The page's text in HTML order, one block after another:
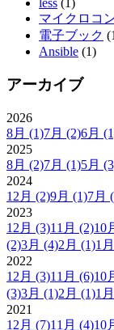
less (1)
マイクロコ
電子ブック
Ansible (1)
アーカイブ
2026
8月 (1)7月 (2)6月
2025
8月 (2)7月 (1)5月
2024
12月 (2)9月 (1)7月
2023
12月 (3)11月 (2)10
(2)3月 (4)2月 (1)1月
2022
12月 (3)11月 (6)10
(3)3月 (1)2月 (1)1月
2021
12月 (7)11月 (4)10